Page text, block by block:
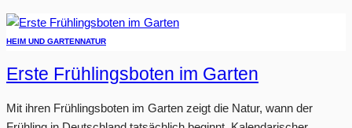
HEIM UND GARTENNATUR
Erste Frühlingsboten im Garten
Mit ihren Frühlingsboten im Garten zeigt die Natur, wann der